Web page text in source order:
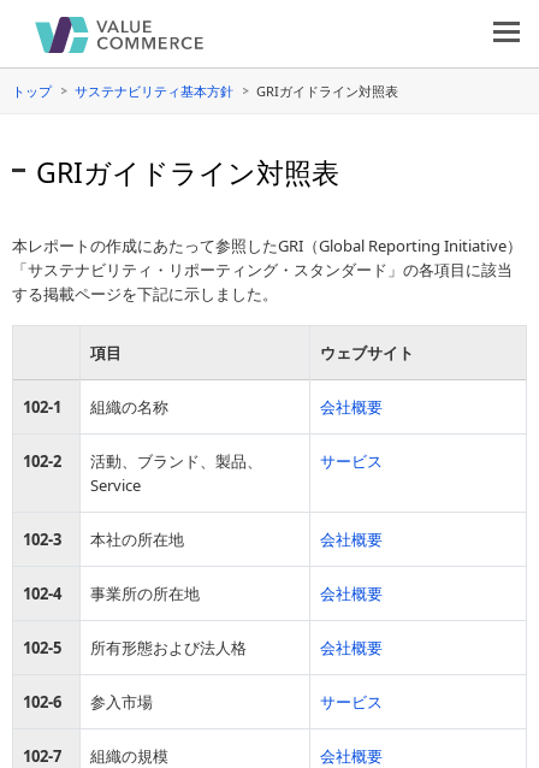
トップ サステナビリティ基本方針 GRIガイドライン対照表
GRIガイドライン対照表
本レポートの作成にあたって参照したGRI（Global Reporting Initiative）
「サステナビリティ・リポーティング・スタンダード」の各項目に該当
する掲載ページを下記に示しました。
項目 ウェブサイト
102-1 組織の名称 会社概要
102-2
活動、ブランド、製品、
Service
サービス
102-3 本社の所在地 会社概要
102-4 事業所の所在地 会社概要
102-5 所有形態および法人格 会社概要
102-6 参入市場 サービス
102-7 組織の規模
会社概要